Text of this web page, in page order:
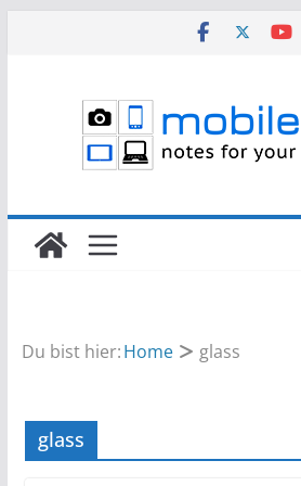
Du bist hier:Home glass
glass